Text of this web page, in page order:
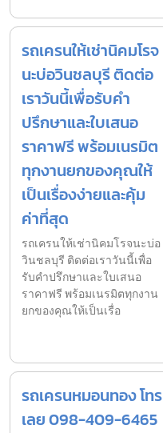
รถเครนให้เช่านิคมโรจ
นะบ่อวินชลบุรี ติดต่อ
เราวันนี้เพื่อรับคำ
ปรึกษาและใบเสนอ
ราคาฟรี พร้อมเนรมิต
ทุกงานยกของคุณให้
เป็นเรื่องง่ายและคุ้ม
ค่าที่สุด
รถเครนให้เช่านิคมโรจนะบ่อ
วินชลบุรี ติดต่อเราวันนี้เพื่อ
รับคำปรึกษาและใบเสนอ
ราคาฟรี พร้อมเนรมิตทุกงาน
ยกของคุณให้เป็นเรื่อ
รถเครนหมอนทอง โทร
เลย 098-409-6465